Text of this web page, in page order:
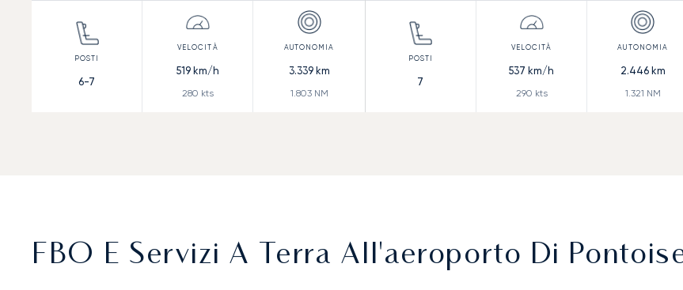
6-7
519km/h
280 kts
3.339km
1.803NM
7
537 km/h
290 kts
2.446km
1.321 NM
FBO E Servizi A Terra All'aeroporto Di